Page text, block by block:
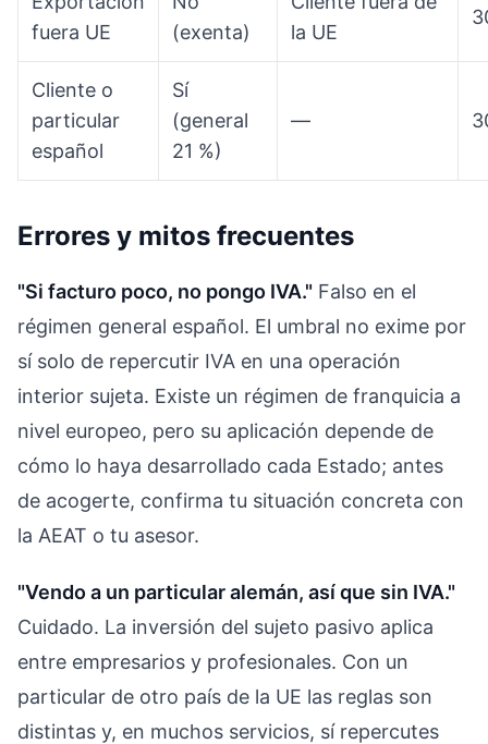
fuera UE
(exenta)
la UE
Cliente o
particular
español
Sí
(general
21 %)
—
Errores y mitos frecuentes
"Si facturo poco, no pongo IVA." Falso en el
régimen general español. El umbral no exime por
sí solo de repercutir IVA en una operación
interior sujeta. Existe un régimen de franquicia a
nivel europeo, pero su aplicación depende de
cómo lo haya desarrollado cada Estado; antes
de acogerte, confirma tu situación concreta con
la AEAT o tu asesor.
"Vendo a un particular alemán, así que sin IVA."
Cuidado. La inversión del sujeto pasivo aplica
entre empresarios y profesionales. Con un
particular de otro país de la UE las reglas son
distintas y, en muchos servicios, sí repercutes